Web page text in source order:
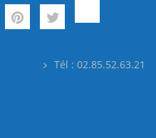
Tél : 02.85.52.63.21